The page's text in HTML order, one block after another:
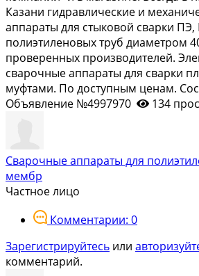
Казани гидравлические и
аппараты для стыковой сварки
полиэтиленовых труб диаметром
проверенных производителей.
сварочные аппараты для сварки
муфтами. По доступным ценам.
Объявление №4997970
134
Сварочные аппараты для
мембр
Частное лицо
Комментарии: 0
Зарегистрируйтесь или
комментарий.